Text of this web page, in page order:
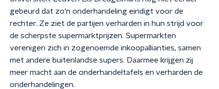
gebeurd dat zo'n onderhandeling eindigt voor de
rechter. Ze ziet de partijen verharden in hun strijd voor
de scherpste supermarktprijzen. Supermarkten
verenigen zich in zogenoemde inkoopallianties, samen
met andere buitenlandse supers. Daarmee krijgen zij
meer macht aan de onderhandeltafels en verharden de
onderhandelingen.